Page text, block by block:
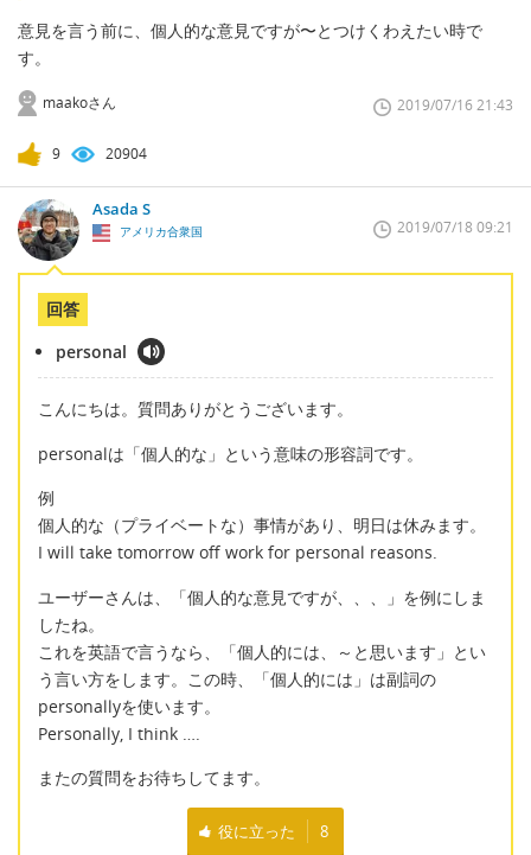
意見を言う前に、個人的な意見ですが〜とつけくわえたい時で
す。
maakoさん 2019/07/16 21:43
9 20904
Asada S
アメリカ合衆国 2019/07/18 09:21
回答
personal
こんにちは。質問ありがとうございます。
personalは「個人的な」という意味の形容詞です。
例
個人的な（プライベートな）事情があり、明日は休みます。
I will take tomorrow off work for personal reasons.
ユーザーさんは、「個人的な意見ですが、、、」を例にしま
したね。
これを英語で言うなら、「個人的には、～と思います」とい
う言い方をします。この時、「個人的には」は副詞の
personallyを使います。
Personally, I think ….
またの質問をお待ちしてます。
役に立った 8